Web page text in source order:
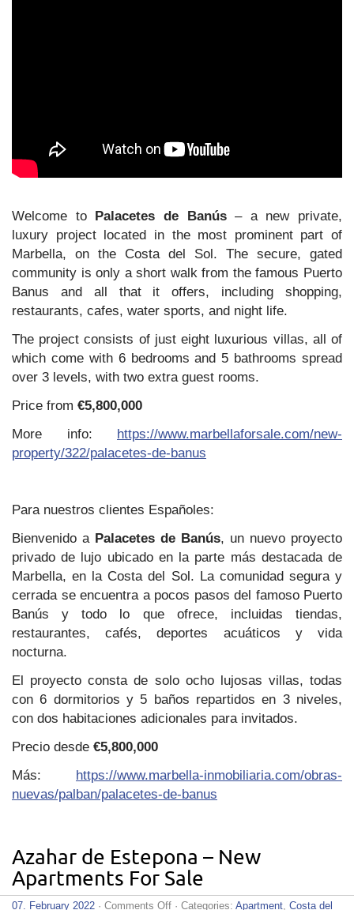
Welcome to Palacetes de Banús– a new private,
luxury project located in the most prominent part of
Marbella, on the Costa del Sol. The secure, gated
community is only a short walk from the famous Puerto
Banus and all that it offers, including shopping,
restaurants, cafes, water sports, and night life.
The project consists of just eight luxurious villas, all of
which come with 6 bedrooms and 5 bathrooms spread
over 3 levels, with two extra guest rooms.
Price from €5,800,000
More info: https://www.marbellaforsale.com/new-
property/322/palacetes-de-banus
Para nuestros clientes Españoles:
Bienvenido a Palacetes de Banús, un nuevo proyecto
privado de lujo ubicado en la parte más destacada de
Marbella, en la Costa del Sol. La comunidad segura y
cerrada se encuentra a pocos pasos del famoso Puerto
Banús y todo lo que ofrece, incluidas tiendas,
restaurantes, cafés, deportes acuáticos y vida
nocturna.
El proyecto consta de solo ocho lujosas villas, todas
con 6 dormitorios y 5 baños repartidos en 3 niveles,
con dos habitaciones adicionales para invitados.
Precio desde €5,800,000
Más: https://www.marbella-inmobiliaria.com/obras-
nuevas/palban/palacetes-de-banus
Azahar de Estepona – New
Apartments For Sale
07. February 2022 · Comments Offon· Categories: Apartment, Costa del